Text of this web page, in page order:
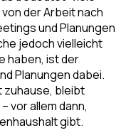
der Arbeit nach
und Planungen
jedoch vielleicht
haben, ist der
Planungen dabei.
zuhause, bleibt
vor allem dann,
gibt.